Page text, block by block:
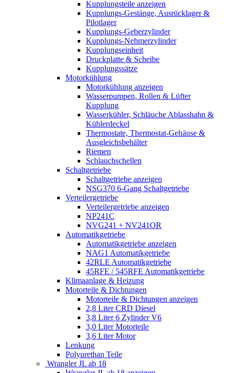
Kupplungsteile anzeigen
Kupplungs-Gestänge, Ausrücklager &
Pilotlager
Kupplungs-Geberzylinder
Kupplungs-Nehmerzylinder
Kupplungseinheit
Druckplatte & Scheibe
Kupplungssätze
Motorkühlung
Motorkühlung anzeigen
Wasserpumpen, Rollen & Lüfter
Kupplung
Wasserkühler, Schläuche Ablasshahn &
Kühlerdeckel
Thermostate, Thermostat-Gehäuse &
Ausgleichsbehälter
Riemen
Schlauchschellen
Schaltgetriebe
Schaltgetriebe anzeigen
NSG370 6-Gang Schaltgetriebe
Verteilergetriebe
Verteilergetriebe anzeigen
NP241C
NVG241 + NV241OR
Automatikgetriebe
Automatikgetriebe anzeigen
NAG1 Automatikgetriebe
42RLE Automatikgetriebe
45RFE / 545RFE Automatikgetriebe
Klimaanlage & Heizung
Motorteile & Dichtungen
Motorteile & Dichtungen anzeigen
2,8 Liter CRD Diesel
3,8 Liter 6 Zylinder V6
3,0 Liter Motorteile
3,6 Liter Motor
Lenkung
Polyurethan Teile
Wrangler JL ab 18